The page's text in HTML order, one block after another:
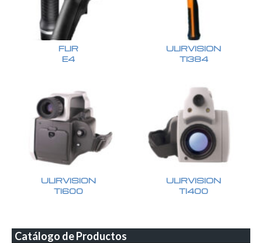
FLIR
E4
ULIRVISION
TI384
ULIRVISION
TI600
ULIRVISION
TI400
Catálogo de Productos